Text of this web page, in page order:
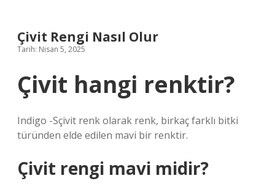
Çivit Rengi Nasıl Olur
Tarih: Nisan 5, 2025
Çivit hangi renktir?
Indigo -Sçivit renk olarak renk, birkaç farklı bitki
türünden elde edilen mavi bir renktir.
Çivit rengi mavi midir?